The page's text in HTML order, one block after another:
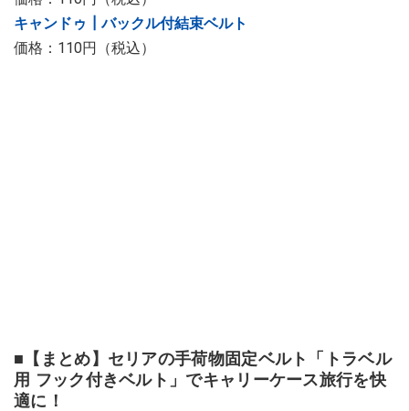
キャンドゥ┃バックル付結束ベルト
価格：110円（税込）
■【まとめ】セリアの手荷物固定ベルト「トラベル
用 フック付きベルト」でキャリーケース旅行を快
適に！